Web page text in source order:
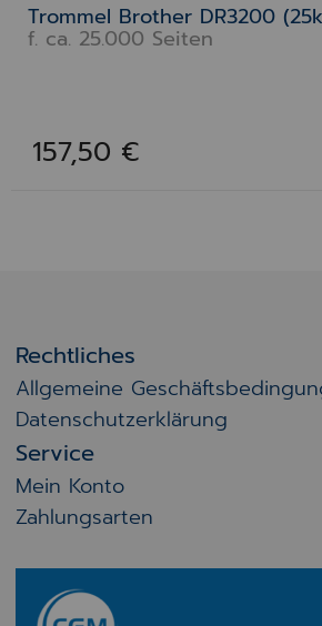
Trommel Brother DR3200
f. ca. 25.000 Seiten
157,50 €
Rechtliches
Allgemeine
Datenschutzerklärung
Service
Mein Konto
Zahlungsarten